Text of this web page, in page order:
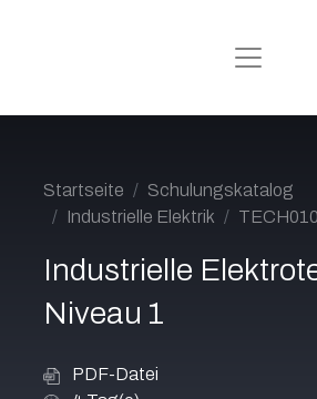
Startseite
Schulungskatalog
Industrielle Elektrik
TECH010
Industrielle
Niveau 1
PDF-Datei